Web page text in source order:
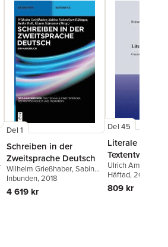
Del 1
Schreiben in der
Zweitsprache Deutsch
Wilhelm Grießhaber,Sabine
Schmölzer-Eibinger
Roll,Karen Schramm
Inbunden, 2018
4 619 kr
Del 45
Literale
Ulrich Ammon
Feilke,Regula
Häftad, 2005
809 kr